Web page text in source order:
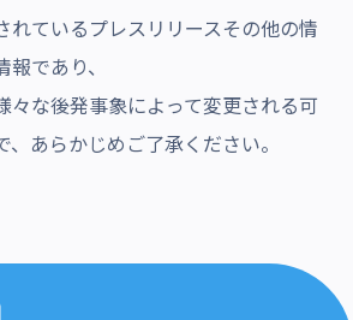
れているプレスリリースその他の情
であり、
々な後発事象によって変更される可
あらかじめご了承ください。